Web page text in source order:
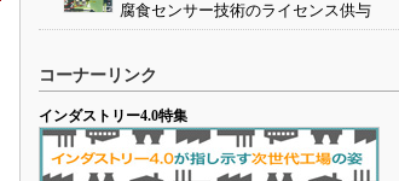
腐食センサー技術のライセンス供与
コーナーリンク
インダストリー4.0特集